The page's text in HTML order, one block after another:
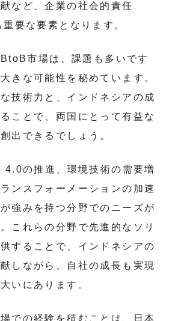
など、企業の社会的責任
重要な要素となります。
市場は、課題も多いです
きな可能性を秘めています。
技術力と、インドネシアの成
ことで、両国にとって有益な
出できるでしょう。
の推進、環境技術の需要増
ンスフォーメーションの加速
強みを持つ分野でのニーズが
これらの分野で先進的なソリ
することで、インドネシアの
しながら、自社の成長も実現
いにあります。
での経験を積むことは、日本